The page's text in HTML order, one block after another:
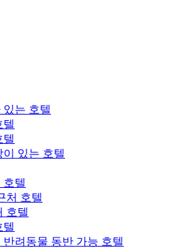
는 호텔
텔
텔
있는 호텔
호텔
처 호텔
호텔
텔
려동물 동반 가능 호텔